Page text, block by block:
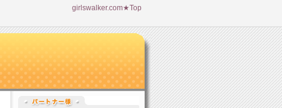
girlswalker.com★Top